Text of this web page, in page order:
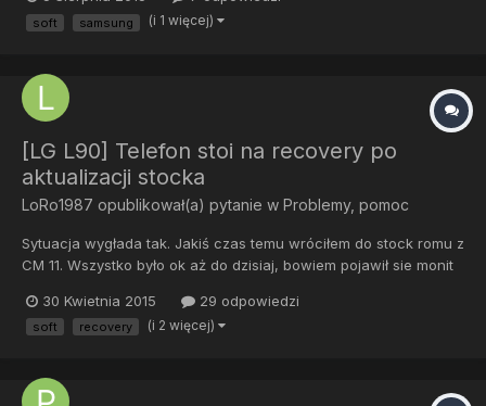
soft samsung (i 1 więcej)
[LG L90] Telefon stoi na recovery po
aktualizacji stocka
LoRo1987 opublikował(a) pytanie w Problemy, pomoc
Sytuacja wygłada tak. Jakiś czas temu wróciłem do stock romu z
CM 11. Wszystko było ok aż do dzisiaj, bowiem pojawił sie monit
aktualizację. Od tego czasu telefon nie rusza nigdzie dalej jak
tylko uruchamia CWM. Jak postawić go na nowo...
30 Kwietnia 2015 29 odpowiedzi
soft recovery (i 2 więcej)